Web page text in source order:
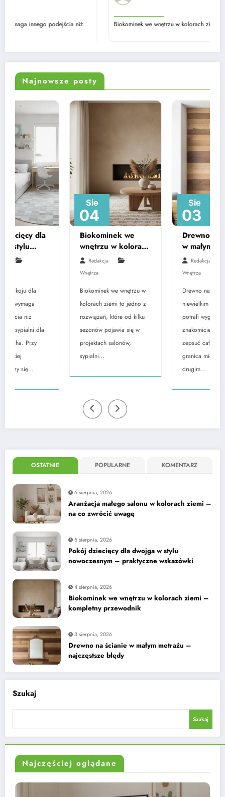
Biokominek we wnętrzu w kolorach ziemi to jedno z rozwiązań,…
Najnowsze posty
Sie
04
Biokominek we
wnętrzu w kolorach
ziemi – kompletny
Biokominek we wnętrzu w
kolorach ziemi to jedno z
rozwiązań, które od kilku
sezonów pojawia się w
projektach salonów,
Sie
03
Drewno na ścianie
w małym metrażu –
najczęstsze błędy
Drewno na ścianie w
niewielkim mieszkaniu
potrafi wyglądać
znakomicie albo skutecznie
zepsuć całą aranżację –
granica między jednym a
OSTATNIE POPULARNE KOMENTARZ
6 sierpnia, 2026
Aranżacja małego salonu w kolorach ziemi –
na co zwrócić uwagę
5 sierpnia, 2026
Pokój dziecięcy dla dwojga w stylu
nowoczesnym – praktyczne wskazówki
4 sierpnia, 2026
Biokominek we wnętrzu w kolorach ziemi –
kompletny przewodnik
3 sierpnia, 2026
Drewno na ścianie w małym metrażu –
najczęstsze błędy
Szukaj
Szukaj
Najczęściej oglądane